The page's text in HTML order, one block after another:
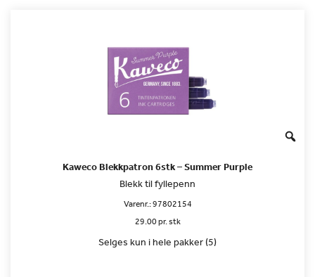
Kaweco Blekkpatron 6stk – Summer Purple
Blekk til fyllepenn
Varenr.:97802154
29.00 pr. stk
Selges kun i hele pakker (5)